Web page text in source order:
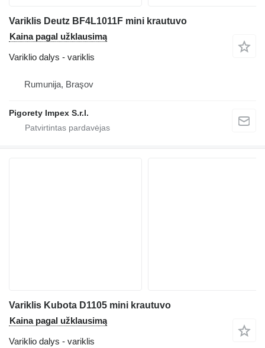
Variklis Deutz BF4L1011F mini krautuvo
Kaina pagal užklausimą
Variklio dalys - variklis
Rumunija, Braşov
Pigorety Impex S.r.l.
Variklis Kubota D1105 mini krautuvo
Kaina pagal užklausimą
Variklio dalys - variklis